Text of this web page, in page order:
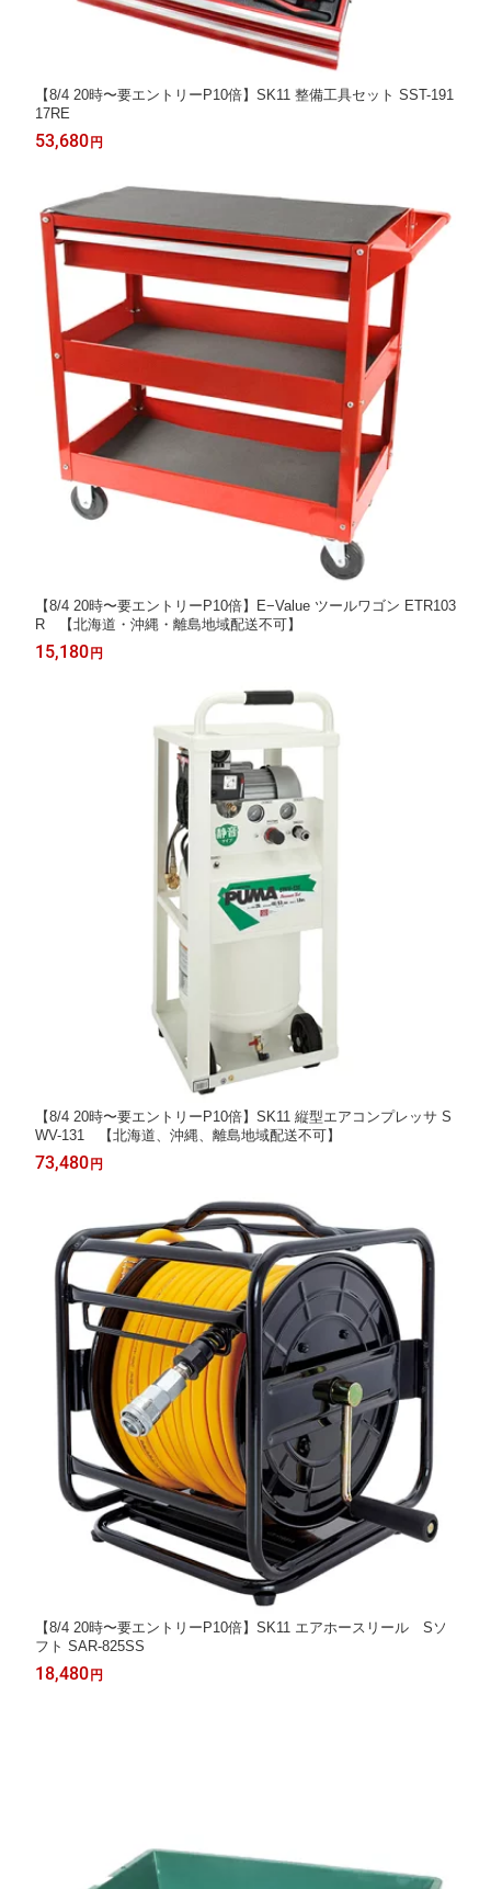
【8/4 20時〜要エントリーP10倍】SK11 整備工具セット SST-191
17RE
53,680円
【8/4 20時〜要エントリーP10倍】E−Value ツールワゴン ETR103
R 【北海道・沖縄・離島地域配送不可】
15,180円
【8/4 20時〜要エントリーP10倍】SK11 縦型エアコンプレッサ S
WV-131 【北海道、沖縄、離島地域配送不可】
73,480円
【8/4 20時〜要エントリーP10倍】SK11 エアホースリール Sソ
フト SAR-825SS
18,480円